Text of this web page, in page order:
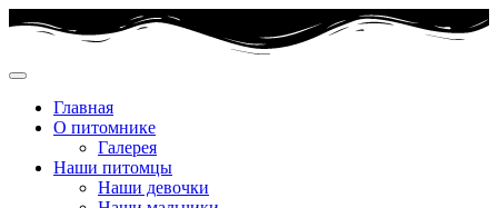
Главная
О питомнике
Галерея
Наши питомцы
Наши девочки